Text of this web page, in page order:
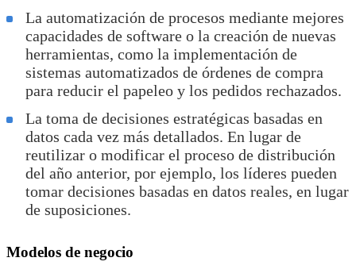
La automatización de procesos mediante mejores
capacidades de software o la creación de nuevas
herramientas, como la implementación de
sistemas automatizados de órdenes de compra
para reducir el papeleo y los pedidos rechazados.
La toma de decisiones estratégicas basadas en
datos cada vez más detallados. En lugar de
reutilizar o modificar el proceso de distribución
del año anterior, por ejemplo, los líderes pueden
tomar decisiones basadas en datos reales, en lugar
de suposiciones.
Modelos de negocio